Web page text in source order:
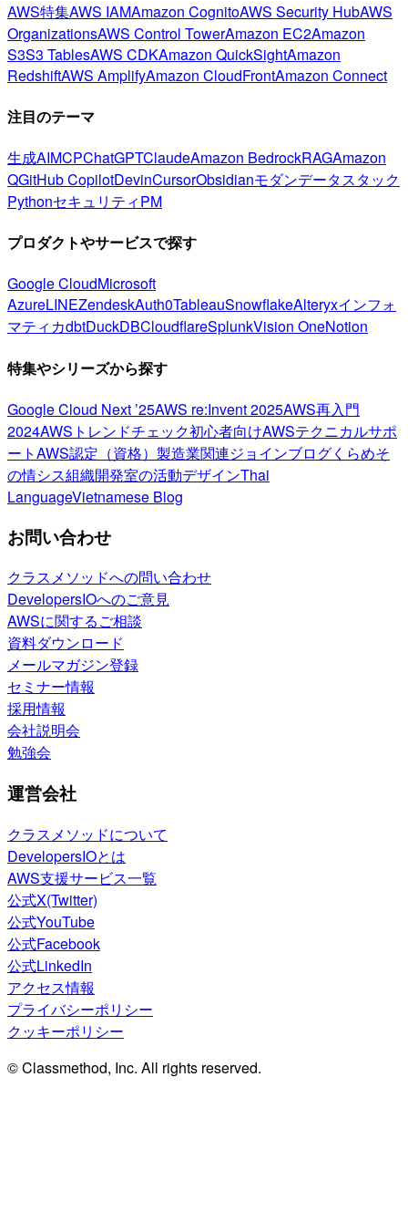
AWS特集AWS IAMAmazon CognitoAWS Security HubAWS
OrganizationsAWS Control TowerAmazon EC2Amazon
S3S3 TablesAWS CDKAmazon QuickSightAmazon
RedshiftAWS AmplifyAmazon CloudFrontAmazon Connect
注目のテーマ
生成AIMCPChatGPTClaudeAmazon BedrockRAGAmazon
QGitHub CopilotDevinCursorObsidianモダンデータスタック
PythonセキュリティPM
プロダクトやサービスで探す
Google CloudMicrosoft
AzureLINEZendeskAuth0TableauSnowflakeAlteryxインフォ
マティカdbtDuckDBCloudflareSplunkVision OneNotion
特集やシリーズから探す
Google Cloud Next ’25AWS re:Invent 2025AWS再入門
2024AWSトレンドチェック初心者向けAWSテクニカルサポ
ートAWS認定（資格） 製造業関連ジョインブログくらめそ
の情シス組織開発室の活動デザインThai
LanguageVietnamese Blog
お問い合わせ
クラスメソッドへの問い合わせ
DevelopersIOへのご意見
AWSに関するご相談
資料ダウンロード
メールマガジン登録
セミナー情報
採用情報
会社説明会
勉強会
運営会社
クラスメソッドについて
DevelopersIOとは
AWS支援サービス一覧
公式X(Twitter)
公式YouTube
公式Facebook
公式LinkedIn
アクセス情報
プライバシーポリシー
クッキーポリシー
© Classmethod, Inc. All rights reserved.